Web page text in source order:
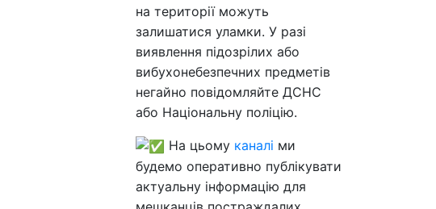
на території можуть
залишатися уламки. У разі
виявлення підозрілих або
вибухонебезпечних предметів
негайно повідомляйте ДСНС
або Національну поліцію.
На цьому каналі ми
будемо оперативно публікувати
актуальну інформацію для